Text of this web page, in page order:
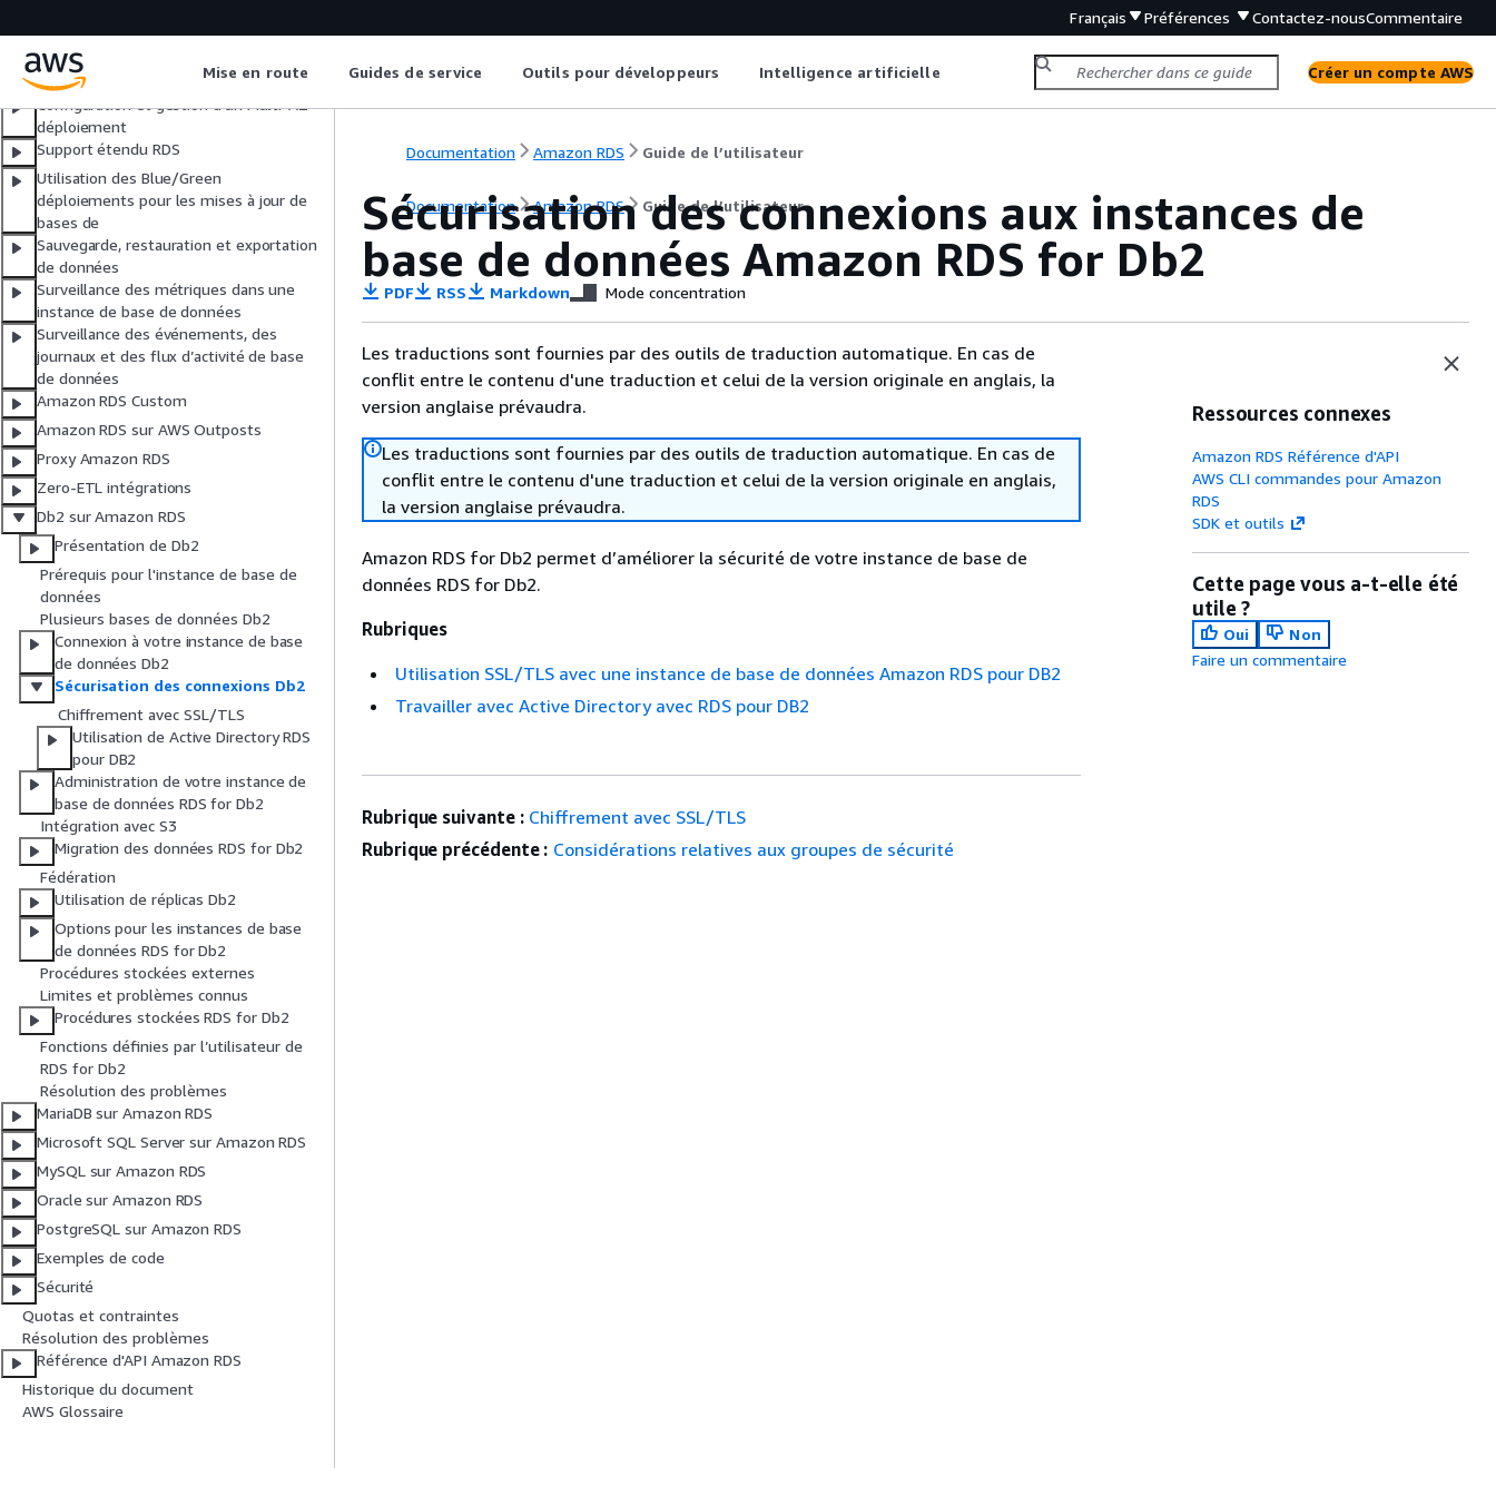
Français Préférences Contactez-nousCommentaire
Mise en route Guides de service Outils pour développeurs Intelligence artificielle Créer un compte AWS
de données
Gestion d'une instance de base de
données
Configuration et gestion d'un Multi-AZ
déploiement
Support étendu RDS
Utilisation des Blue/Green
déploiements pour les mises à jour de
bases de
Sauvegarde, restauration et exportation
de données
Surveillance des métriques dans une
instance de base de données
Surveillance des événements, des
journaux et des flux d’activité de base
de données
Amazon RDS Custom
Amazon RDS sur AWS Outposts
Proxy Amazon RDS
Zero-ETL intégrations
Db2 sur Amazon RDS
Présentation de Db2
Prérequis pour l'instance de base de
données
Plusieurs bases de données Db2
Connexion à votre instance de base
de données Db2
Sécurisation des connexions Db2
Chiffrement avec SSL/TLS
Utilisation de Active Directory RDS
pour DB2
Administration de votre instance de
base de données RDS for Db2
Intégration avec S3
Migration des données RDS for Db2
Fédération
Utilisation de réplicas Db2
Options pour les instances de base
de données RDS for Db2
Procédures stockées externes
Limites et problèmes connus
Procédures stockées RDS for Db2
Fonctions définies par l’utilisateur de
RDS for Db2
Résolution des problèmes
MariaDB sur Amazon RDS
Microsoft SQL Server sur Amazon RDS
MySQL sur Amazon RDS
Oracle sur Amazon RDS
PostgreSQL sur Amazon RDS
Exemples de code
Sécurité
Quotas et contraintes
Résolution des problèmes
Référence d'API Amazon RDS
Historique du document
AWS Glossaire
Documentation Amazon RDS Guide de l’utilisateur
Documentation Amazon RDS Guide de l’utilisateur
Sécurisation des connexions aux instances de
base de données Amazon RDS for Db2
PDF RSS Markdown Mode concentration
Les traductions sont fournies par des outils de traduction automatique. En cas de
conflit entre le contenu d'une traduction et celui de la version originale en anglais, la
version anglaise prévaudra.
Les traductions sont fournies par des outils de traduction automatique. En cas de
conflit entre le contenu d'une traduction et celui de la version originale en anglais,
la version anglaise prévaudra.
Amazon RDS for Db2 permet d’améliorer la sécurité de votre instance de base de
données RDS for Db2.
Rubriques
Utilisation SSL/TLS avec une instance de base de données Amazon RDS pour DB2
Travailler avec Active Directory avec RDS pour DB2
Ressources connexes
Amazon RDS Référence d'API
AWS CLI commandes pour Amazon
RDS
SDK et outils
Cette page vous a-t-elle été
utile ?
Oui
Non
Faire un commentaire
Rubrique suivante : Chiffrement avec SSL/TLS
Rubrique précédente : Considérations relatives aux groupes de sécurité